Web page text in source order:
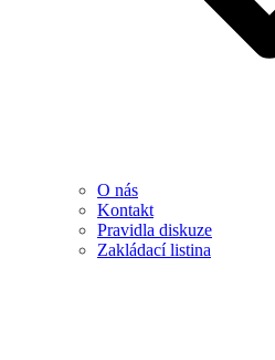
O nás
Kontakt
Pravidla diskuze
Zakládací listina